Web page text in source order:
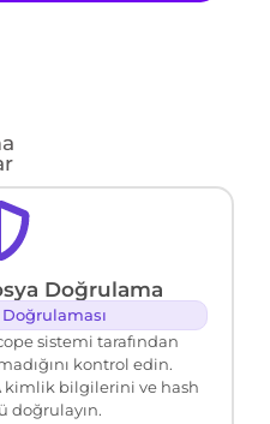
Doğrulama
sistemi tarafından
kontrol edin.
kimlik bilgilerini ve hash
doğrulayın.